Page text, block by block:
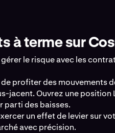
à terme sur
le risque avec les
profiter des mouvements
jacent. Ouvrez une
parti des baisses.
un effet de levier sur
avec précision.